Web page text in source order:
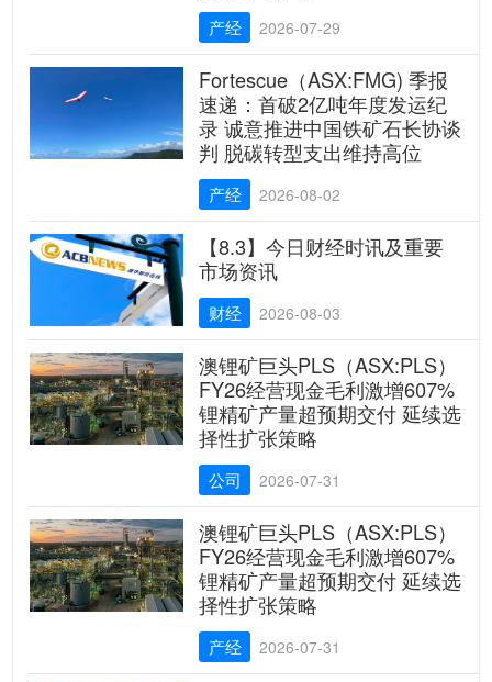
产经 2026-07-29
Fortescue（ASX:FMG) 季报
速递：首破2亿吨年度发运纪
录 诚意推进中国铁矿石长协谈
判 脱碳转型支出维持高位
产经 2026-08-02
【8.3】今日财经时讯及重要
市场资讯
财经 2026-08-03
澳锂矿巨头PLS（ASX:PLS）
FY26经营现金毛利激增607%
锂精矿产量超预期交付 延续选
择性扩张策略
公司 2026-07-31
澳锂矿巨头PLS（ASX:PLS）
FY26经营现金毛利激增607%
锂精矿产量超预期交付 延续选
择性扩张策略
产经 2026-07-31